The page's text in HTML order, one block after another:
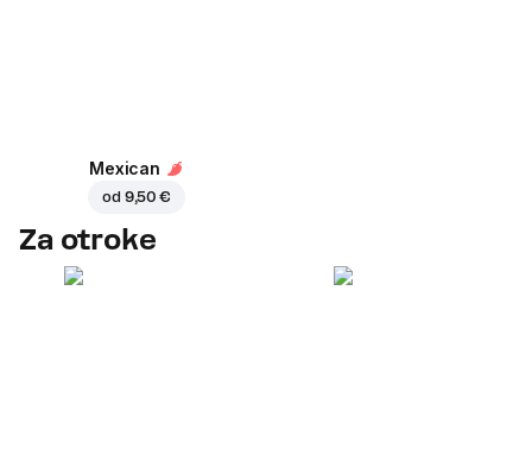
Mexican
od 9,50 €
Za otroke